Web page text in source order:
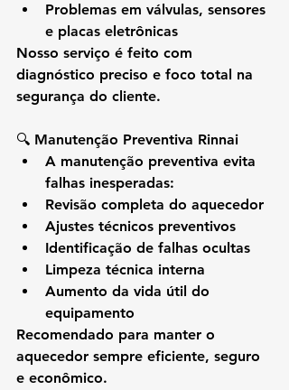
Problemas em válvulas, sensores
e placas eletrônicas
Nosso serviço é feito com
diagnóstico preciso e foco total na
segurança do cliente.
🔍 Manutenção Preventiva Rinnai
A manutenção preventiva evita
falhas inesperadas:
Revisão completa do aquecedor
Ajustes técnicos preventivos
Identificação de falhas ocultas
Limpeza técnica interna
Aumento da vida útil do
equipamento
Recomendado para manter o
aquecedor sempre eficiente, seguro
e econômico.